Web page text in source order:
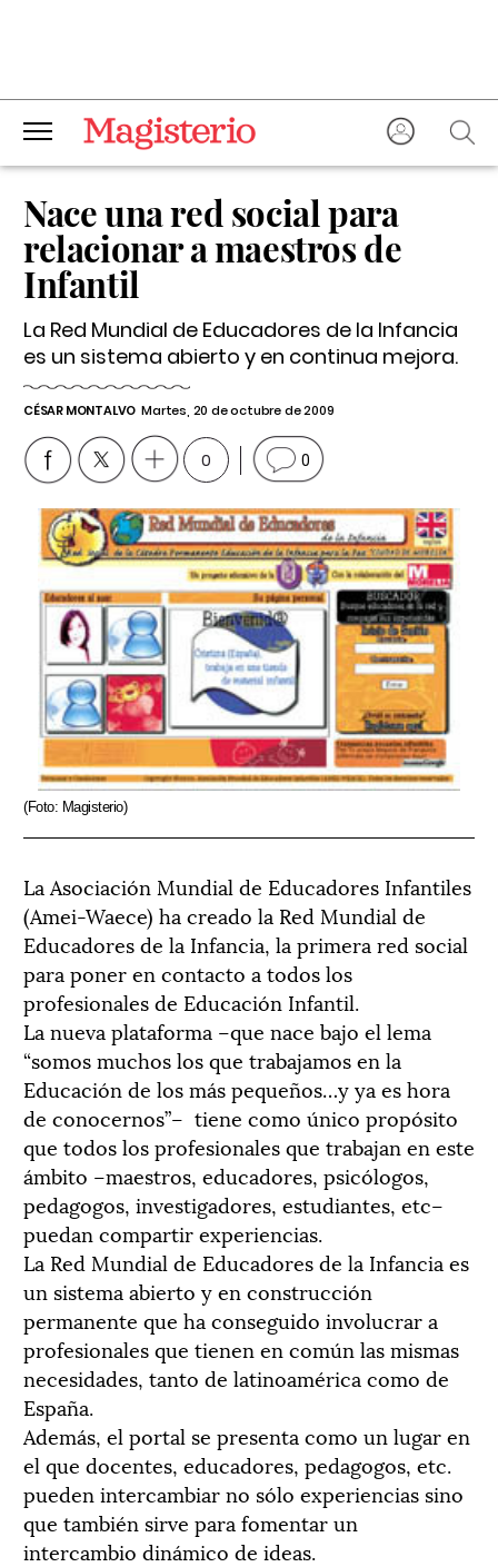
Nace una red social para
relacionar a maestros de
Infantil
La Red Mundial de Educadores de la Infancia
es un sistema abierto y en continua mejora.
CÉSAR MONTALVO Martes, 20 de octubre de 2009
0 0
(Foto: Magisterio)
La Asociación Mundial de Educadores Infantiles
(Amei-Waece) ha creado la Red Mundial de
Educadores de la Infancia, la primera red social
para poner en contacto a todos los
profesionales de Educación Infantil.
La nueva plataforma –que nace bajo el lema
“somos muchos los que trabajamos en la
Educación de los más pequeños…y ya es hora
de conocernos”– tiene como único propósito
que todos los profesionales que trabajan en este
ámbito –maestros, educadores, psicólogos,
pedagogos, investigadores, estudiantes, etc–
puedan compartir experiencias.
La Red Mundial de Educadores de la Infancia es
un sistema abierto y en construcción
permanente que ha conseguido involucrar a
profesionales que tienen en común las mismas
necesidades, tanto de latinoamérica como de
España.
Además, el portal se presenta como un lugar en
el que docentes, educadores, pedagogos, etc.
pueden intercambiar no sólo experiencias sino
que también sirve para fomentar un
intercambio dinámico de ideas.